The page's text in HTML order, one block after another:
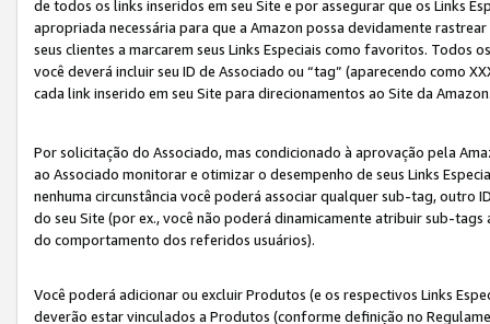
de todos os links inseridos em seu Site e por assegurar que os Links
apropriada necessária para que a Amazon possa devidamente
seus clientes a marcarem seus Links Especiais como favoritos. Todos
você deverá incluir seu ID de Associado ou “tag” (aparecendo como
cada link inserido em seu Site para direcionamentos ao Site da
Por solicitação do Associado, mas condicionado à aprovação pela
ao Associado monitorar e otimizar o desempenho de seus Links
nenhuma circunstância você poderá associar qualquer sub-tag,
do seu Site (por ex., você não poderá dinamicamente atribuir sub-
do comportamento dos referidos usuários).
Você poderá adicionar ou excluir Produtos (e os respectivos Links
deverão estar vinculados a Produtos (conforme definição no